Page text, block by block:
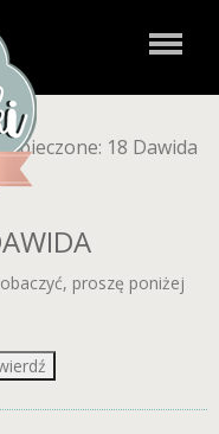
18 Dawida
proszę poniżej